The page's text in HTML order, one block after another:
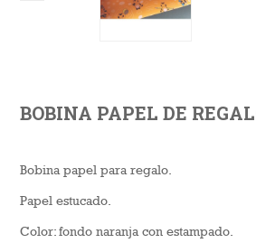
BOBINA PAPEL DE
Bobina papel para regalo.
Papel estucado.
Color: fondo naranja con estampado.